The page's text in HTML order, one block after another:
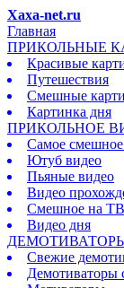
Xaxa-net.ru
Главная
ПРИКОЛЬНЫЕ
Красивые
Путешествия
Смешные
Картинка дня
ПРИКОЛЬНОЕ
Самое
Ютуб видео
Пьяные видео
Видео
Смешное на ТВ
Видео дня
Свежие
Демотиваторы